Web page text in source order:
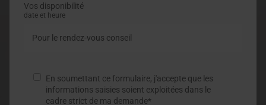
Vos disponibilité
date et heure
En soumettant ce formulaire, j'accepte que les
informations saisies soient exploitées dans le
cadre strict de ma demande*